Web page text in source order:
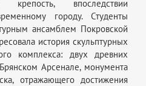
крепость, впоследствии
городу. Студенты
ансамблем Покровской
история скульптурных
комплекса: двух древних
Арсенале, монумента
отражающего достижения